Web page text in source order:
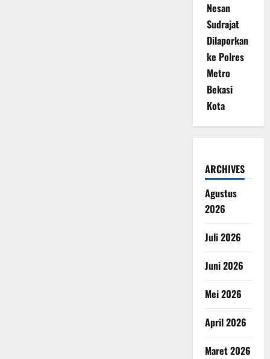
Nesan
Sudrajat
Dilaporkan
ke Polres
Metro
Bekasi
Kota
ARCHIVES
Agustus
2026
Juli 2026
Juni 2026
Mei 2026
April 2026
Maret 2026